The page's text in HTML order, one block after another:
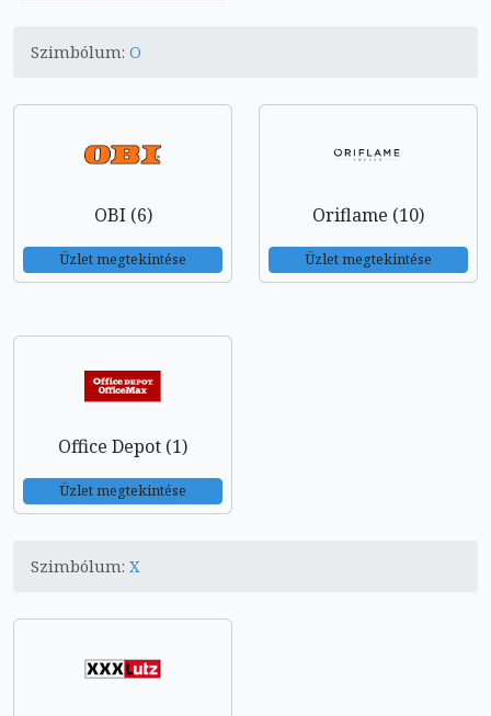
Szimbólum: O
OBI (6)
Üzlet megtekintése
Oriflame (10)
Üzlet megtekintése
Office Depot (1)
Üzlet megtekintése
Szimbólum: X